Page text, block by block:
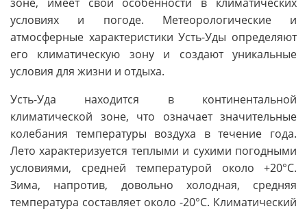
условиях и погоде. Метеорологические и
атмосферные характеристики Усть-Уды определяют
его климатическую зону и создают уникальные
условия для жизни и отдыха.
Усть-Уда находится в континентальной
климатической зоне, что означает значительные
колебания температуры воздуха в течение года.
Лето характеризуется теплыми и сухими погодными
условиями, средней температурой около +20°C.
Зима, напротив, довольно холодная, средняя
температура составляет около -20°C. Климатический